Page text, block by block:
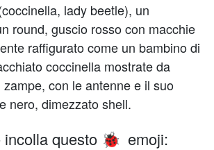
lady beetle), un
round, guscio rosso con macchie
raffigurato come un bambino di
coccinella mostrate da
con le antenne e il suo
nero, dimezzato shell.
incolla questo 🐞 emoji: